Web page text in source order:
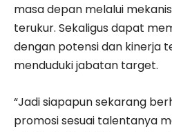
masa depan melalui
terukur. Sekaligus dapat
dengan potensi dan kinerja
menduduki jabatan target.
“Jadi siapapun sekarang
promosi sesuai talentanya